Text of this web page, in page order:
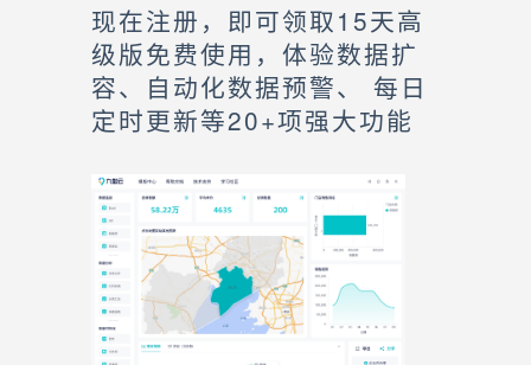
现在注册，即可领取15天高
级版免费使用，体验数据扩
容、自动化数据预警、 每日
定时更新等20+项强大功能